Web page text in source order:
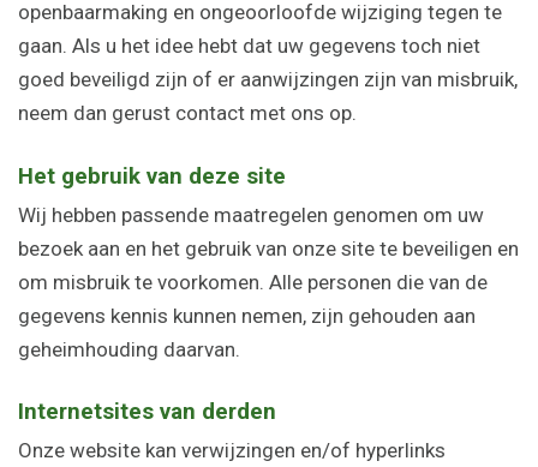
openbaarmaking en ongeoorloofde wijziging tegen te
gaan. Als u het idee hebt dat uw gegevens toch niet
goed beveiligd zijn of er aanwijzingen zijn van misbruik,
neem dan gerust contact met ons op.
Het gebruik van deze site
Wij hebben passende maatregelen genomen om uw
bezoek aan en het gebruik van onze site te beveiligen en
om misbruik te voorkomen. Alle personen die van de
gegevens kennis kunnen nemen, zijn gehouden aan
geheimhouding daarvan.
Internetsites van derden
Onze website kan verwijzingen en/of hyperlinks